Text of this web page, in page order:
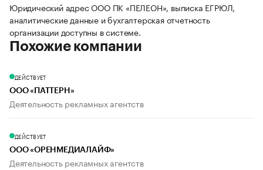
Юридический адрес ООО ПК «ПЕЛЕОН», выписка ЕГРЮЛ,
аналитические данные и бухгалтерская отчетность
организации доступны в системе.
Похожие компании
ДЕЙСТВУЕТ
ООО «ПАТТЕРН»
Деятельность рекламных агентств
ДЕЙСТВУЕТ
ООО «ОРЕНМЕДИАЛАЙФ»
Деятельность рекламных агентств